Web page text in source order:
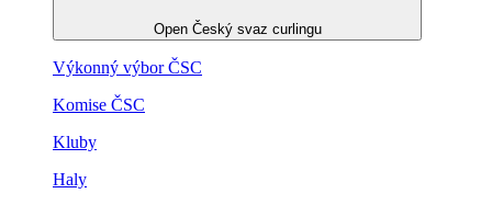
Open Český svaz curlingu
Výkonný výbor ČSC
Komise ČSC
Kluby
Haly